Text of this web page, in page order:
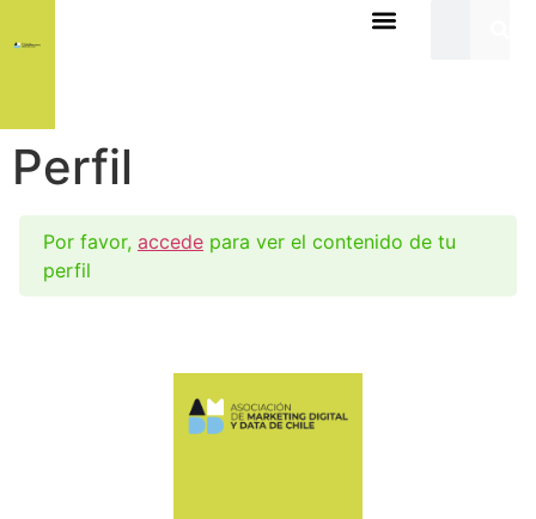
Perfil
Por favor, accede para ver el contenido de tu
perfil